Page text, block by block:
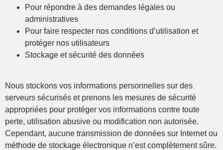
Pour répondre à des demandes légales ou
administratives
Pour faire respecter nos conditions d’utilisation et
protéger nos utilisateurs
Stockage et sécurité des données
Nous stockons vos informations personnelles sur des
serveurs sécurisés et prenons les mesures de sécurité
appropriées pour protéger vos informations contre toute
perte, utilisation abusive ou modification non autorisée.
Cependant, aucune transmission de données sur Internet ou
méthode de stockage électronique n’est complètement sûre.